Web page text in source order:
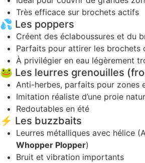
Très efficace sur brochets actifs
💦 Les poppers
Créent des éclaboussures et du
Parfaits pour attirer les brochets
À privilégier en eau légèrement
🐸 Les leurres grenouilles
Anti-herbes, parfaits pour zones
Imitation réaliste d’une proie
Redoutables en été
⚡ Les buzzbaits
Leurres métalliques avec hélice
Whopper Plopper)
Bruit et vibration importants